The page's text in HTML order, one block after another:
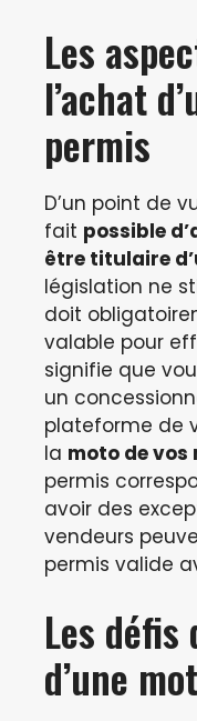
Les
l’achat
permis
D’un point de
fait possible
être titulaire
législation ne
doit
valable pour
signifie que
un
plateforme de
la moto de vos
permis
avoir des
vendeurs
permis valide
Les défis
d’une